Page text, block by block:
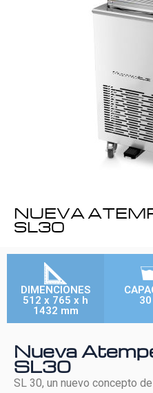
NUEVA
SL30
DIMENCIONES
512 x 765 x h
1432 mm
Nueva
SL30
SL 30, un nuevo concepto